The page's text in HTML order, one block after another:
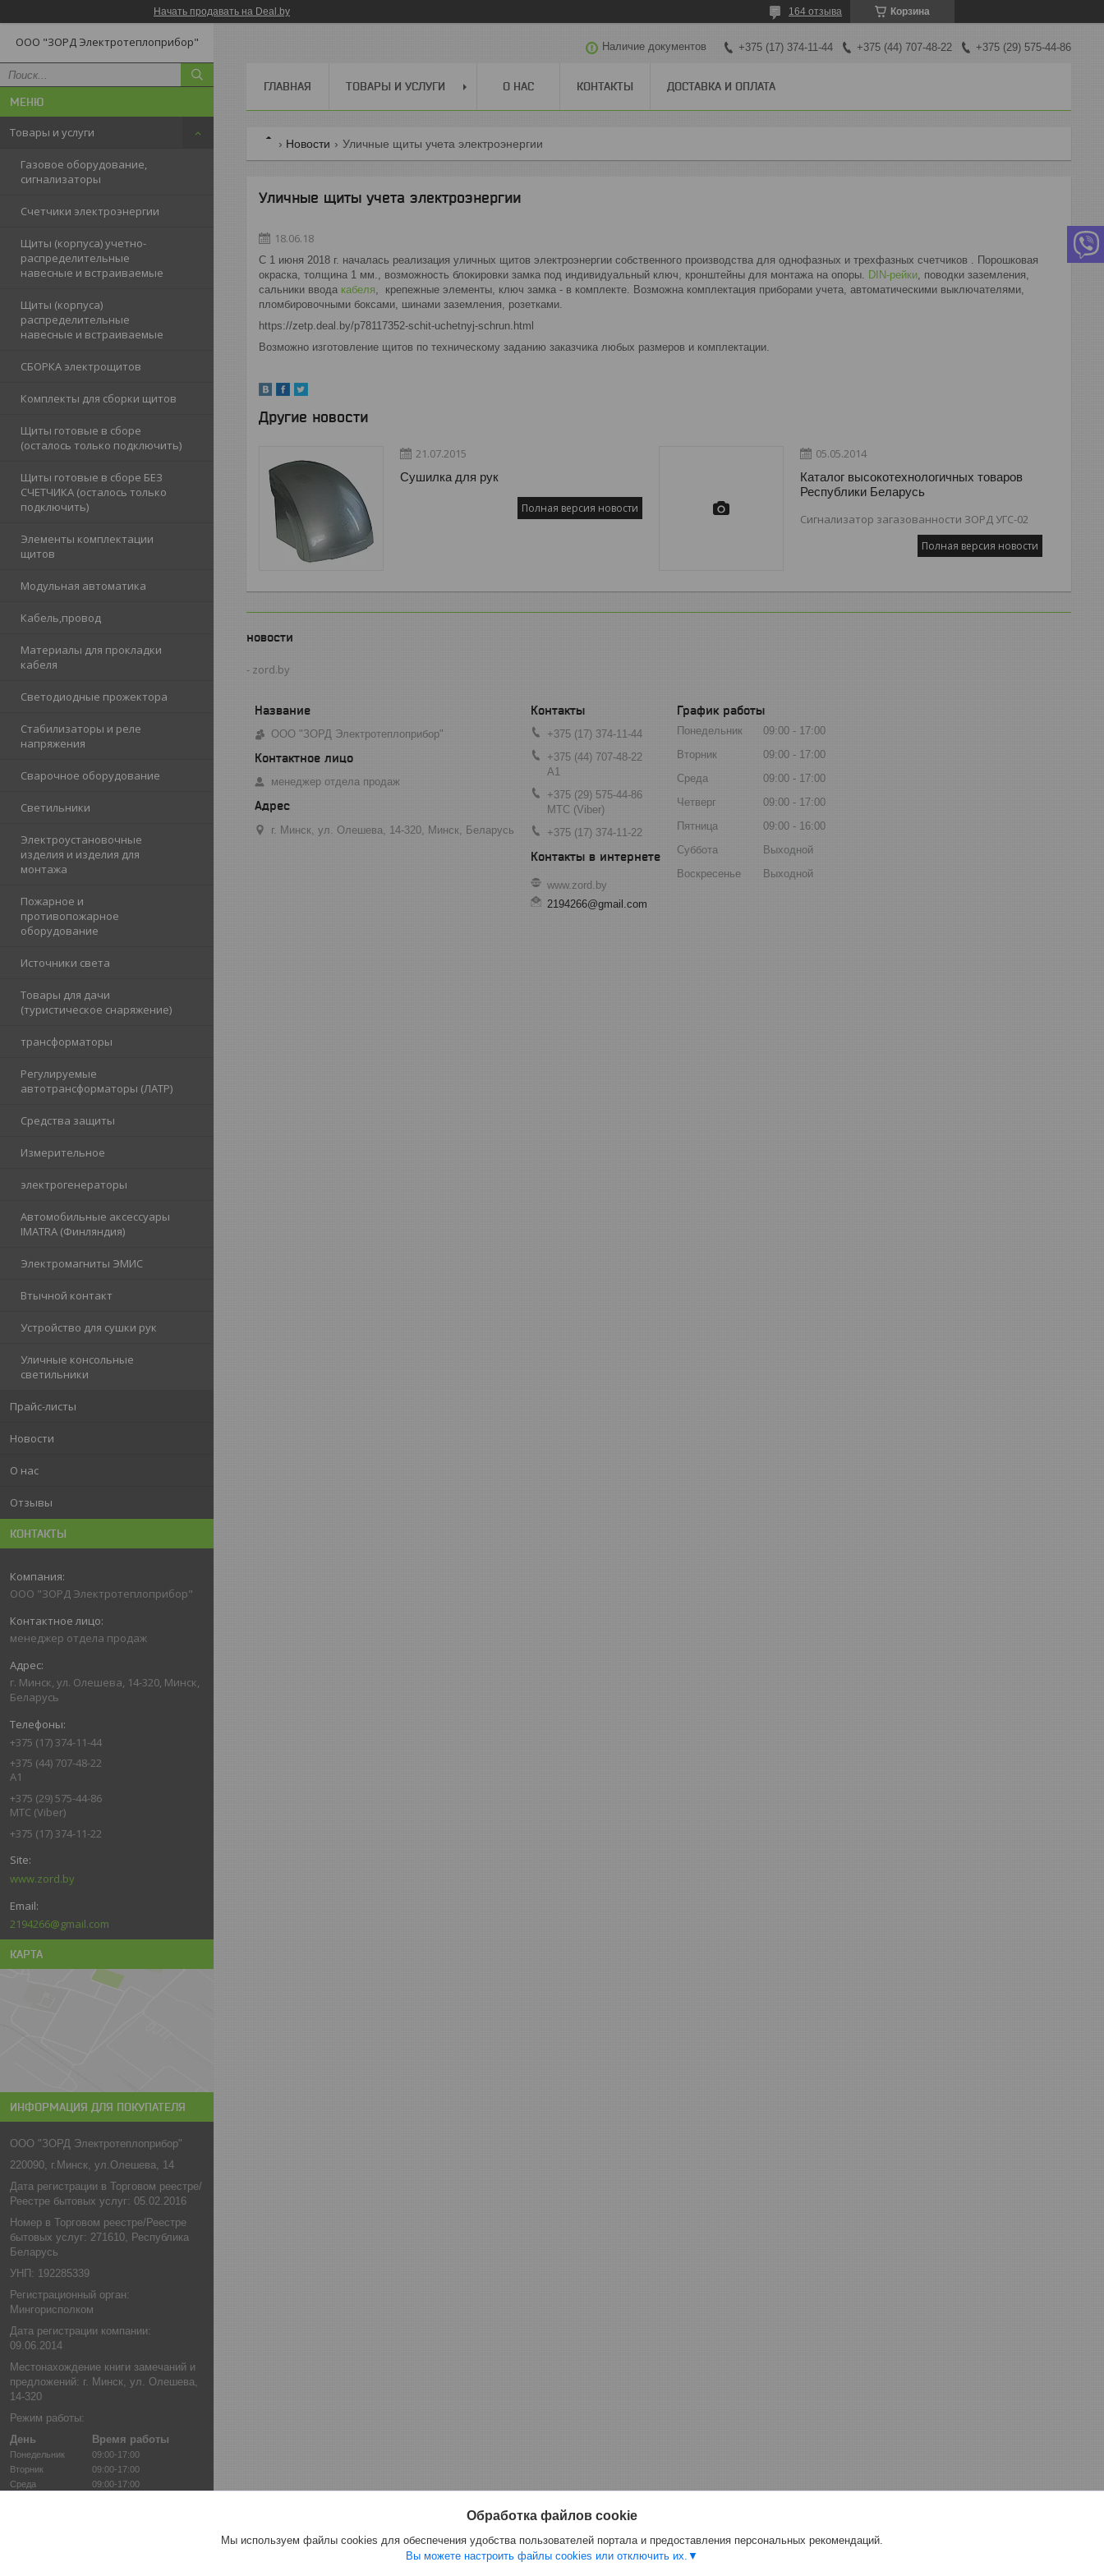
Начать продавать на Deal.by Корзина
164 отзыва
ООО "ЗОРД Электротеплоприбор"
Товары и услуги
Газовое оборудование,
сигнализаторы
Счетчики электроэнергии
Щиты (корпуса) учетно-
распределительные
навесные и встраиваемые
Щиты (корпуса)
распределительные
навесные и встраиваемые
СБОРКА электрощитов
Комплекты для сборки щитов
Щиты готовые в сборе
(осталось только подключить)
Щиты готовые в сборе БЕЗ
СЧЕТЧИКА (осталось только
подключить)
Элементы комплектации
щитов
Модульная автоматика
Кабель,провод
Материалы для прокладки
кабеля
Светодиодные прожектора
Стабилизаторы и реле
напряжения
Сварочное оборудование
Светильники
Электроустановочные
изделия и изделия для
монтажа
Пожарное и
противопожарное
оборудование
Источники света
Товары для дачи
(туристическое снаряжение)
трансформаторы
Регулируемые
автотрансформаторы (ЛАТР)
Средства защиты
Измерительное
электрогенераторы
Автомобильные аксессуары
IMATRA (Финляндия)
Электромагниты ЭМИС
Втычной контакт
Устройство для сушки рук
Уличные консольные
светильники
Прайс-листы
Новости
О нас
Отзывы
КОНТАКТЫ
ООО "ЗОРД Электротеплоприбор"
менеджер отдела продаж
г. Минск, ул. Олешева, 14-320, Минск,
Беларусь
+375 (17) 374-11-44
+375 (44) 707-48-22
А1
+375 (29) 575-44-86
МТС (Viber)
+375 (17) 374-11-22
www.zord.by
2194266@gmail.com
КАРТА
ИНФОРМАЦИЯ ДЛЯ ПОКУПАТЕЛЯ
ООО "ЗОРД Электротеплоприбор"
220090, г.Минск, ул.Олешева, 14
Дата регистрации в Торговом реестре/
Реестре бытовых услуг: 05.02.2016
Номер в Торговом реестре/Реестре
бытовых услуг: 271610, Республика
Беларусь
УНП: 192285339
Регистрационный орган:
Мингорисполком
Дата регистрации компании:
09.06.2014
Местонахождение книги замечаний и
предложений: г. Минск, ул. Олешева,
14-320
Режим работы:
День
Время работы
Понедельник
09:00-17:00
Вторник
09:00-17:00
Среда
09:00-17:00
Наличие документов +375 (17) 374-11-44 +375 (44) 707-48-22 +375 (29) 575-44-86
ГЛАВНАЯ ТОВАРЫ И УСЛУГИ О НАС КОНТАКТЫ ДОСТАВКА И ОПЛАТА
Новости Уличные щиты учета электроэнергии
Уличные щиты учета электроэнергии
18.06.18
С 1 июня 2018 г. началась реализация уличных щитов электроэнергии собственного производства для однофазных и трехфазных счетчиков . Порошковая
окраска, толщина 1 мм., возможность блокировки замка под индивидуальный ключ, кронштейны для монтажа на опоры.
DIN-рейки , поводки заземления,
сальники ввода кабеля , крепежные элементы, ключ замка - в комплекте. Возможна комплектация приборами учета, автоматическими выключателями,
пломбировочными боксами, шинами заземления, розетками.
https://zetp.deal.by/p78117352-schit-uchetnyj-schrun.html
Возможно изготовление щитов по техническому заданию заказчика любых размеров и комплектации.
Другие новости
21.07.2015
Сушилка для рук
Полная версия новости
05.05.2014
Каталог высокотехнологичных товаров
Республики Беларусь
Сигнализатор загазованности ЗОРД УГС-02
Полная версия новости
новости
zord.by
ООО "ЗОРД Электротеплоприбор"
менеджер отдела продаж
г. Минск, ул. Олешева, 14-320, Минск, Беларусь
+375 (17) 374-11-44
+375 (44) 707-48-22
А1
+375 (29) 575-44-86
МТС (Viber)
+375 (17) 374-11-22
www.zord.by
2194266@gmail.com
График работы
Понедельник 09:00
17:00
Вторник
09:00
17:00
Среда
09:00
17:00
Четверг
09:00
17:00
Пятница
09:00
16:00
Суббота
Выходной
Воскресенье
Выходной
Обработка файлов cookie
Мы используем файлы cookies для обеспечения удобства пользователей портала и предоставления персональных рекомендаций.
Вы можете настроить файлы cookies или отключить их.